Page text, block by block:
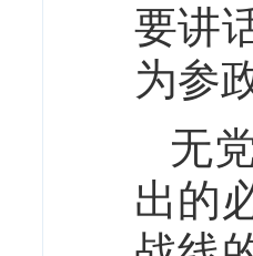
要讲
为参
无
出的